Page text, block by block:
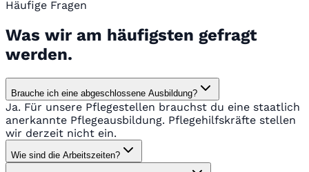
Häufige Fragen
Was wir am häufigsten gefragt
werden.
Brauche ich eine abgeschlossene Ausbildung?
Ja. Für unsere Pflegestellen brauchst du eine staatlich
anerkannte Pflegeausbildung. Pflegehilfskräfte stellen
wir derzeit nicht ein.
Wie sind die Arbeitszeiten?